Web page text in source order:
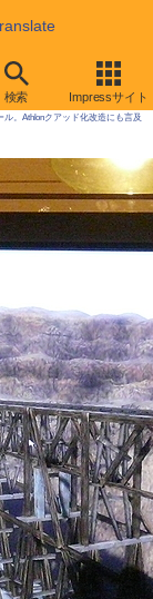
検索 Impressサイト
号
。Athlonクアッド化改造にも言及